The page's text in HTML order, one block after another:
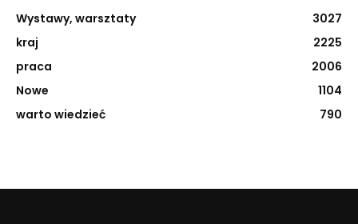
Wystawy, warsztaty
3027
kraj
2225
praca
2006
Nowe
1104
warto wiedzieć
790